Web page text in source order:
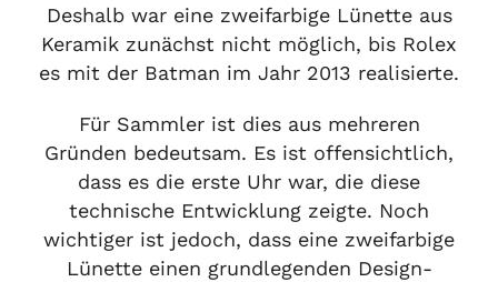
Deshalb war eine zweifarbige Lünette aus
Keramik zunächst nicht möglich, bis Rolex
es mit der Batman im Jahr 2013 realisierte.
Für Sammler ist dies aus mehreren
Gründen bedeutsam. Es ist offensichtlich,
dass es die erste Uhr war, die diese
technische Entwicklung zeigte. Noch
wichtiger ist jedoch, dass eine zweifarbige
Lünette einen grundlegenden Design-